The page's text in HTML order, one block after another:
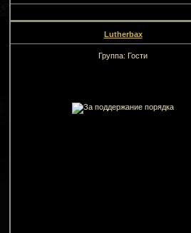
Lutherbax
Группа: Гости